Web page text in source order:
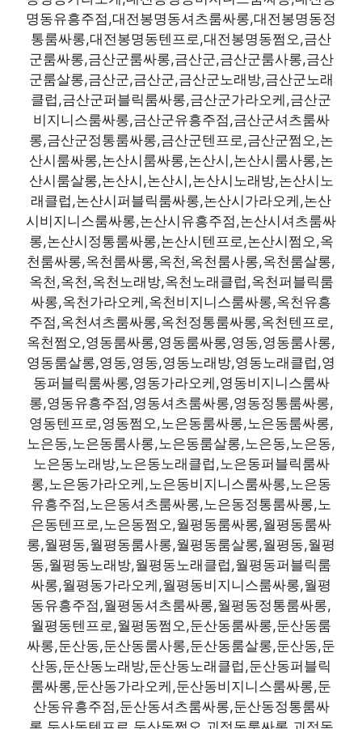
명동유흥주점,대전봉명동셔츠룸싸롱,대전봉명동정
통룸싸롱,대전봉명동텐프로,대전봉명동쩜오,금산
군룸싸롱,금산군룸싸롱,금산군,금산군룸사롱,금산
군룸살롱,금산군,금산군,금산군노래방,금산군노래
클럽,금산군퍼블릭룸싸롱,금산군가라오케,금산군
비지니스룸싸롱,금산군유흥주점,금산군셔츠룸싸
롱,금산군정통룸싸롱,금산군텐프로,금산군쩜오,논
산시룸싸롱,논산시룸싸롱,논산시,논산시룸사롱,논
산시룸살롱,논산시,논산시,논산시노래방,논산시노
래클럽,논산시퍼블릭룸싸롱,논산시가라오케,논산
시비지니스룸싸롱,논산시유흥주점,논산시셔츠룸싸
롱,논산시정통룸싸롱,논산시텐프로,논산시쩜오,옥
천룸싸롱,옥천룸싸롱,옥천,옥천룸사롱,옥천룸살롱,
옥천,옥천,옥천노래방,옥천노래클럽,옥천퍼블릭룸
싸롱,옥천가라오케,옥천비지니스룸싸롱,옥천유흥
주점,옥천셔츠룸싸롱,옥천정통룸싸롱,옥천텐프로,
옥천쩜오,영동룸싸롱,영동룸싸롱,영동,영동룸사롱,
영동룸살롱,영동,영동,영동노래방,영동노래클럽,영
동퍼블릭룸싸롱,영동가라오케,영동비지니스룸싸
롱,영동유흥주점,영동셔츠룸싸롱,영동정통룸싸롱,
영동텐프로,영동쩜오,노은동룸싸롱,노은동룸싸롱,
노은동,노은동룸사롱,노은동룸살롱,노은동,노은동,
노은동노래방,노은동노래클럽,노은동퍼블릭룸싸
롱,노은동가라오케,노은동비지니스룸싸롱,노은동
유흥주점,노은동셔츠룸싸롱,노은동정통룸싸롱,노
은동텐프로,노은동쩜오,월평동룸싸롱,월평동룸싸
롱,월평동,월평동룸사롱,월평동룸살롱,월평동,월평
동,월평동노래방,월평동노래클럽,월평동퍼블릭룸
싸롱,월평동가라오케,월평동비지니스룸싸롱,월평
동유흥주점,월평동셔츠룸싸롱,월평동정통룸싸롱,
월평동텐프로,월평동쩜오,둔산동룸싸롱,둔산동룸
싸롱,둔산동,둔산동룸사롱,둔산동룸살롱,둔산동,둔
산동,둔산동노래방,둔산동노래클럽,둔산동퍼블릭
룸싸롱,둔산동가라오케,둔산동비지니스룸싸롱,둔
산동유흥주점,둔산동셔츠룸싸롱,둔산동정통룸싸